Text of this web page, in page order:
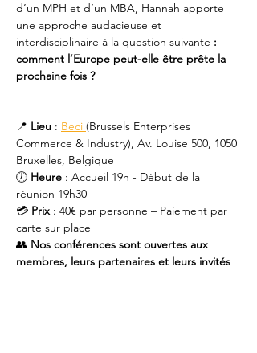
d’un MPH et d’un MBA, Hannah apporte
une approche audacieuse et
interdisciplinaire à la question suivante :
comment l’Europe peut-elle être prête la
prochaine fois ?
📍 Lieu : Beci (Brussels Enterprises
Commerce & Industry), Av. Louise 500, 1050
Bruxelles, Belgique
🕖 Heure : Accueil 19h - Début de la
réunion 19h30
💳 Prix : 40€ par personne – Paiement par
carte sur place
👥 Nos conférences sont ouvertes aux
membres, leurs partenaires et leurs invités